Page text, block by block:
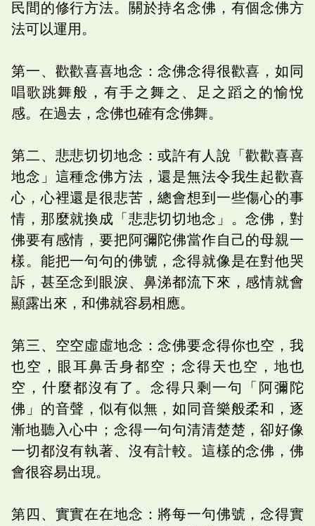
民間的修行方法。關於持名念佛，有個念佛方
法可以運用。
第一、歡歡喜喜地念：念佛念得很歡喜，如同
唱歌跳舞般，有手之舞之、足之蹈之的愉悅
感。在過去，念佛也確有念佛舞。
第二、悲悲切切地念：或許有人說「歡歡喜喜
地念」這種念佛方法，還是無法令我生起歡喜
心，心裡還是很悲苦，總會想到一些傷心的事
情，那麼就換成「悲悲切切地念」。念佛，對
佛要有感情，要把阿彌陀佛當作自己的母親一
樣。能把一句句的佛號，念得就像是在對他哭
訴，甚至念到眼淚、鼻涕都流下來，感情就會
顯露出來，和佛就容易相應。
第三、空空虛虛地念：念佛要念得你也空，我
也空，眼耳鼻舌身都空；念得天也空，地也
空，什麼都沒有了。念得只剩一句「阿彌陀
佛」的音聲，似有似無，如同音樂般柔和，逐
漸地聽入心中；念得一句句清清楚楚，卻好像
一切都沒有執著、沒有計較。這樣的念佛，佛
會很容易出現。
第四、實實在在地念：將每一句佛號，念得實